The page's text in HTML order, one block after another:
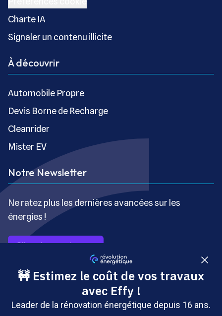
Charte IA
Signaler un contenu illicite
À découvrir
Automobile Propre
Devis Borne de Recharge
Cleanrider
Mister EV
Notre Newsletter
Ne ratez plus les dernières avancées sur les
énergies !
S’inscrire gratuitement
Copyright © Révolution Énergétique - Tous droits réservés
- Site édité par Saabre SAS, une société du groupe
Brakson